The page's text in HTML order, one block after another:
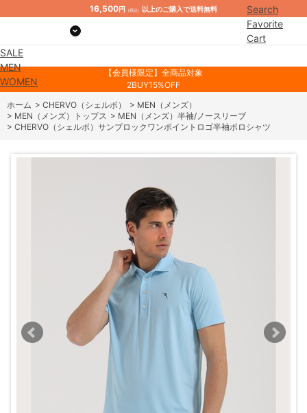
16,500円 （税込） 以上のご購入で送料無料
Search
Favorite
Cart
SALE
MEN
WOMEN
【会員様限定】全商品対象
2BUY15%OFF
ホーム > CHERVO（シェルボ） > MEN（メンズ）
> MEN（メンズ）トップス > MEN（メンズ）半袖/ノースリーブ
> CHERVO（シェルボ）サンブロックワンポイントロゴ半袖ポロシャツ